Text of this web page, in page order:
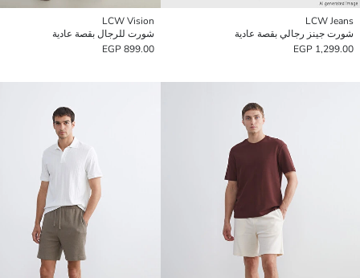
LCW Jeans
شورت جينز رجالي بقصة عادية
1,299.00 EGP
LCW Vision
شورت للرجال بقصة عادية
899.00 EGP